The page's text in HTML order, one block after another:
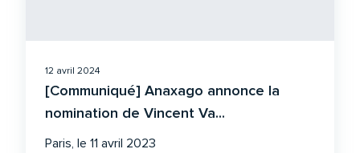
12 avril 2024
[Communiqué] Anaxago annonce la
nomination de Vincent Va...
Paris, le 11 avril 2023